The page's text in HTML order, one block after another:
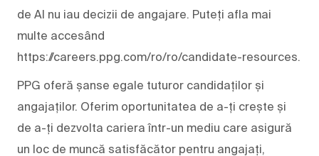
de AI nu iau decizii de angajare. Puteți afla mai
multe accesând
https://careers.ppg.com/ro/ro/candidate-resources.
PPG oferă șanse egale tuturor candidaților și
angajaților. Oferim oportunitatea de a-ți crește și
de a-ți dezvolta cariera într-un mediu care asigură
un loc de muncă satisfăcător pentru angajați,